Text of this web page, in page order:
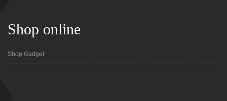
Shop online
Shop Gadget